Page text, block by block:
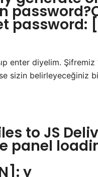
password:
enter diyelim. Şifremiz
sizin belirleyeceğiniz
to JS
panel
y